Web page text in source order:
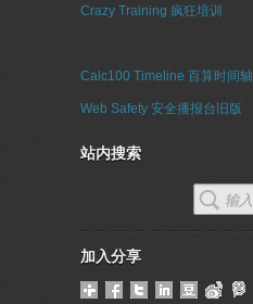
Crazy Training 疯狂培训
Calc100 Timeline 百算时间轴
Web Safety 安全播报台旧版
站内搜索
加入分享